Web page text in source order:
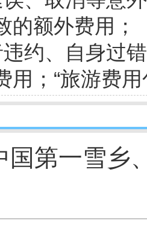
的额外费用；
约、自身过
用；“旅游费
国第一雪乡